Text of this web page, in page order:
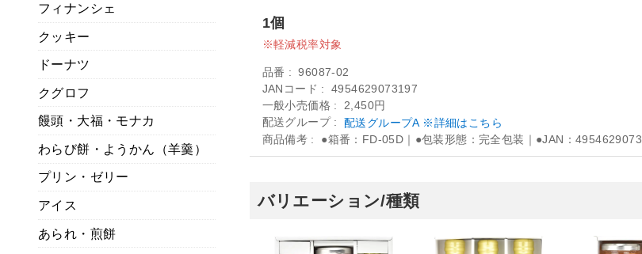
1個
軽減税率対象
品番
96087-02
JANコード
4954629073197
一般小売価格
2,450円
配送グループ
配送グループA ※詳細はこちら
商品備考 ●箱番：FD-05D｜●包装形態：完全包装｜●JAN：
バリエーション/種類
フィナンシェ
クッキー
ドーナツ
クグロフ
饅頭・大福・モナカ
わらび餅・ようかん（羊羹）
プリン・ゼリー
アイス
あられ・煎餅